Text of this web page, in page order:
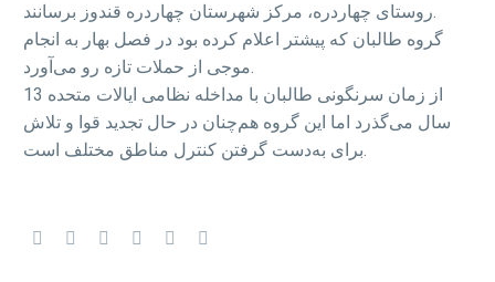
روستای چهاردره، مرکز شهرستان چهاردره قندوز برسانند.
گروه طالبان که پیشتر اعلام کرده بود در فصل بهار به انجام
موجی از حملات تازه رو می‌آورد.
از زمان سرنگونی طالبان با مداخله نظامی ایالات متحده 13
سال می‌گذرد اما این گروه هم‌چنان در حال تجدید قوا و تلاش
برای به‌دست گرفتن کنترل مناطق مختلف است.